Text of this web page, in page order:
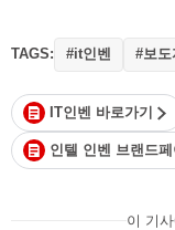
TAGS: #it인벤 #보도
IT인벤 바로가기
인텔 인벤 브랜드페
이 기